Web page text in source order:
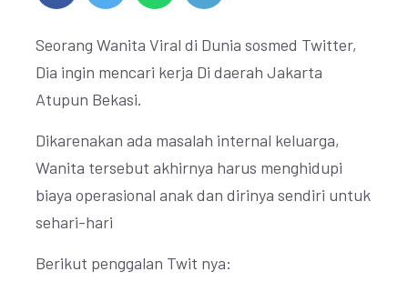
Seorang Wanita Viral di Dunia sosmed Twitter,
Dia ingin mencari kerja Di daerah Jakarta
Atupun Bekasi.
Dikarenakan ada masalah internal keluarga,
Wanita tersebut akhirnya harus menghidupi
biaya operasional anak dan dirinya sendiri untuk
sehari-hari
Berikut penggalan Twit nya: